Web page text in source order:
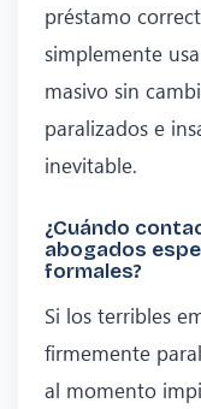
préstamo
simplemente
masivo sin
paralizados e
inevitable.
¿Cuándo
abogados
formales?
Si los terribles
firmemente
al momento